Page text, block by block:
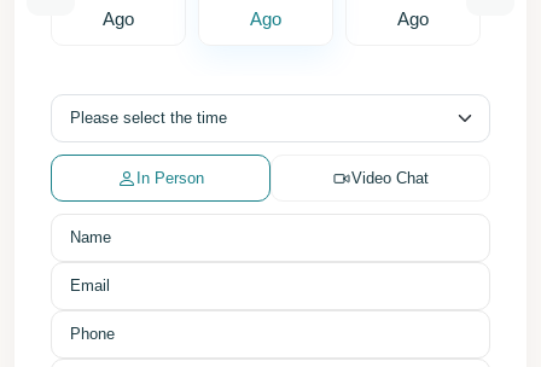
Ago
Ago
Ago
In Person Video Chat